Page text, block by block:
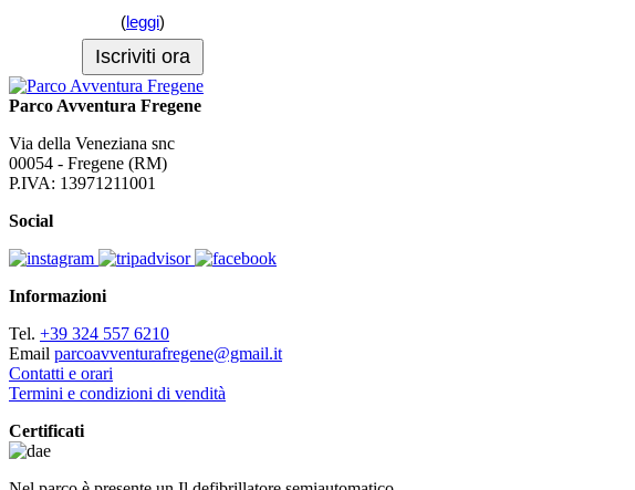
(leggi)
Parco Avventura Fregene
Via della Veneziana snc
00054 - Fregene (RM)
P.IVA: 13971211001
Social
Informazioni
Tel. +39 324 557 6210
Email parcoavventurafregene@gmail.it
Contatti e orari
Termini e condizioni di vendità
Certificati